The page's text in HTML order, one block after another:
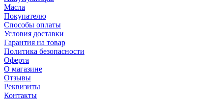
Масла
Покупателю
Способы оплаты
Условия доставки
Гарантия на товар
Политика безопасности
Оферта
О магазине
Отзывы
Реквизиты
Контакты